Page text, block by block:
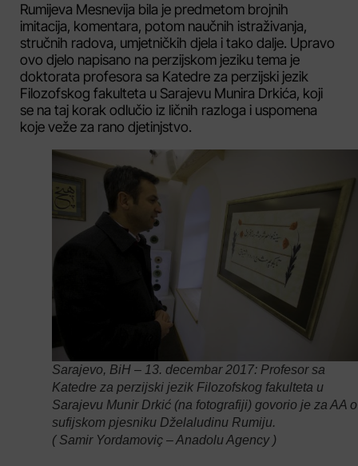
Rumijeva Mesnevija bila je predmetom brojnih
imitacija, komentara, potom naučnih istraživanja,
stručnih radova, umjetničkih djela i tako dalje. Upravo
ovo djelo napisano na perzijskom jeziku tema je
doktorata profesora sa Katedre za perzijski jezik
Filozofskog fakulteta u Sarajevu Munira Drkića, koji
se na taj korak odlučio iz ličnih razloga i uspomena
koje veže za rano djetinjstvo.
Sarajevo, BiH – 13. decembar 2017: Profesor sa
Katedre za perzijski jezik Filozofskog fakulteta u
Sarajevu Munir Drkić (na fotografiji) govorio je za AA o
sufijskom pjesniku Dželaludinu Rumiju.
( Samir Yordamoviç – Anadolu Agency )